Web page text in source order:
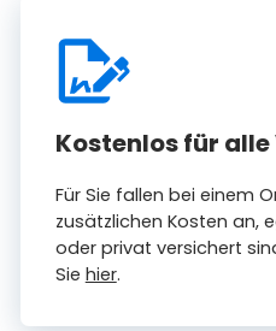
Kostenlos für
Für Sie fallen bei einem
zusätzlichen Kosten an,
oder privat versichert
Sie hier.